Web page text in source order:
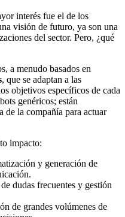
interés fue el de los
visión de futuro, ya son una
del sector. Pero, ¿qué
a menudo basados en
, que se adaptan a las
objetivos específicos de cada
genéricos; están
de la compañía para actuar
impacto:
y generación de
dudas frecuentes y gestión
de grandes volúmenes de